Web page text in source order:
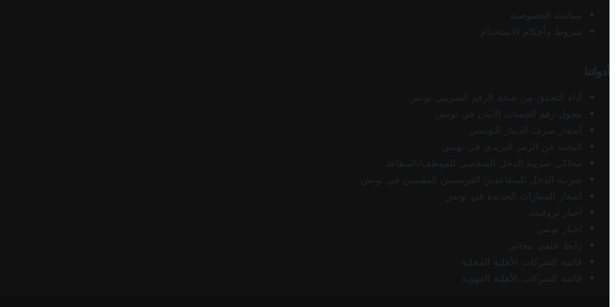
سياسة الخصوصية
شروط وأحكام الاستخدام
أدواتنا
أداة التحقق من صحة الرقم الضريبي تونس
محول رقم الحساب الآيبان في تونس
أسعار صرف الدينار التونسي
البحث عن الرمز البريدي في تونس
محاكي ضريبة الدخل الشخصي للموظف/المتقاعد
ضريبة الدخل للمتقاعدين الفرنسيين المقيمين في تونس
أسعار السيارات الجديدة في تونس
أخبار تروفيت
أخبار تونس
رابط خلفي مجاني
قائمة الشركات الأهلية المحلية
قائمة الشركات الأهلية الجهوية